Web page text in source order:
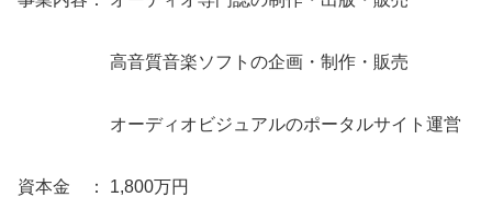
高音質音楽ソフトの企画・制作・販売
オーディオビジュアルのポータルサイト運営
資本金 ： 1,800万円